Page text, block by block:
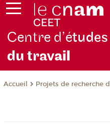
Centre d’études
du travail
Accueil Projets de recherche